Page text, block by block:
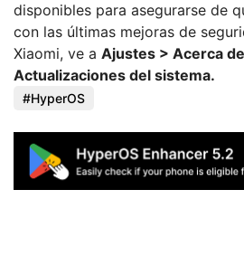
disponibles para asegurarse de
con las últimas mejoras de
Xiaomi, ve a Ajustes > Acerca
Actualizaciones del sistema.
HyperOS